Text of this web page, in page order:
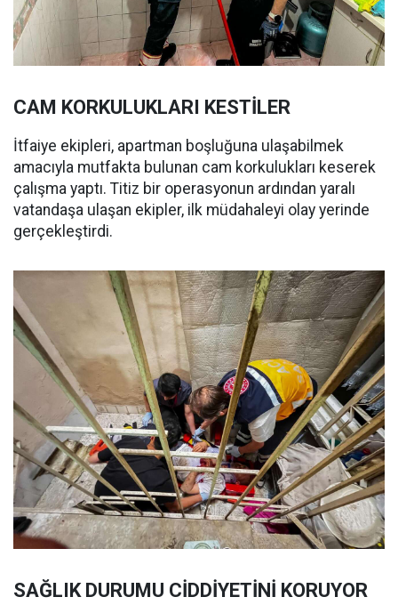
CAM KORKULUKLARI KESTİLER
İtfaiye ekipleri, apartman boşluğuna ulaşabilmek
amacıyla mutfakta bulunan cam korkulukları keserek
çalışma yaptı. Titiz bir operasyonun ardından yaralı
vatandaşa ulaşan ekipler, ilk müdahaleyi olay yerinde
gerçekleştirdi.
SAĞLIK DURUMU CİDDİYETİNİ KORUYOR